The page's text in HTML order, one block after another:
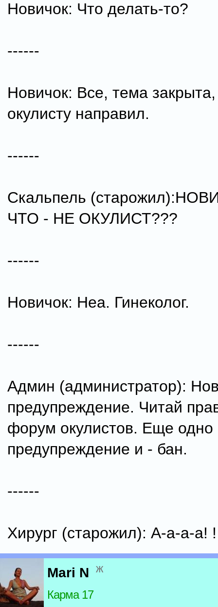
Новичок: Что делать-то?
------
Новичок: Все, тема закрыта,
окулисту направил.
------
Скальпель
ЧТО - НЕ ОКУЛИСТ???
------
Новичок: Неа. Гинеколог.
------
Админ (администратор):
предупреждение. Читай
форум окулистов. Еще одно
предупреждение и - бан.
------
Хирург (старожил): А-а-а-а!
Mari N ж
Карма 17